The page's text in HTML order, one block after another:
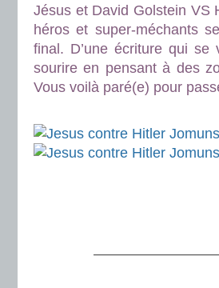
Jésus et David Golstein VS
héros et super-méchants
final. D’une écriture qui
sourire en pensant à des
Vous voilà paré(e) pour